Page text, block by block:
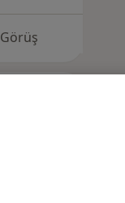
Görüş